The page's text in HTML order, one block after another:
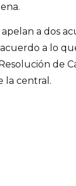
a dos
a lo
de
la central.